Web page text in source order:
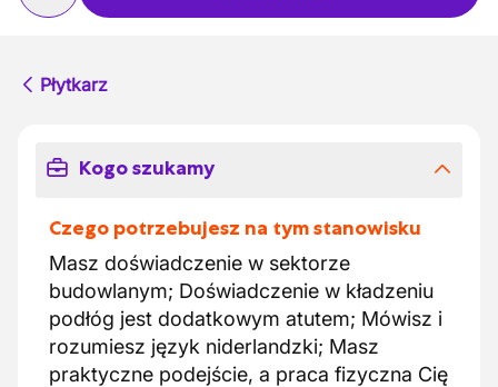
Płytkarz
Kogo szukamy
Czego potrzebujesz na tym stanowisku
Masz doświadczenie w sektorze
budowlanym; Doświadczenie w kładzeniu
podłóg jest dodatkowym atutem; Mówisz i
rozumiesz język niderlandzki; Masz
praktyczne podejście, a praca fizyczna Cię